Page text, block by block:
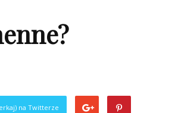
na Twitterze